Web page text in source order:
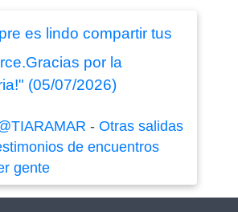
es lindo compartir tus
por la
(05/07/2026)
- Otras salidas
de encuentros
gente